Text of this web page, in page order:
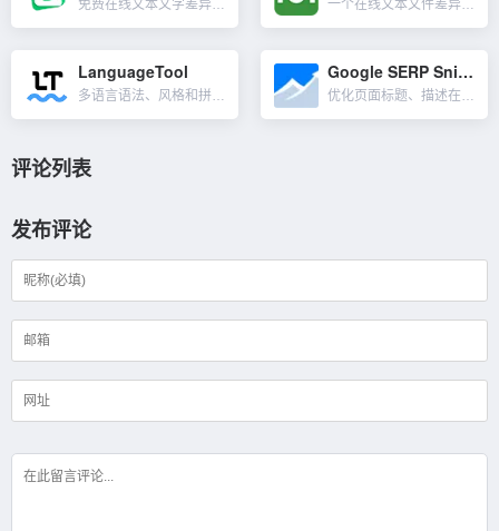
LanguageTool Google SERP Snippet Optimizer tool
评论列表
发布评论